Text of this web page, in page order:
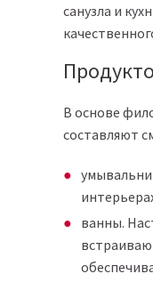
санузла и
В основе
составляют
ванны.